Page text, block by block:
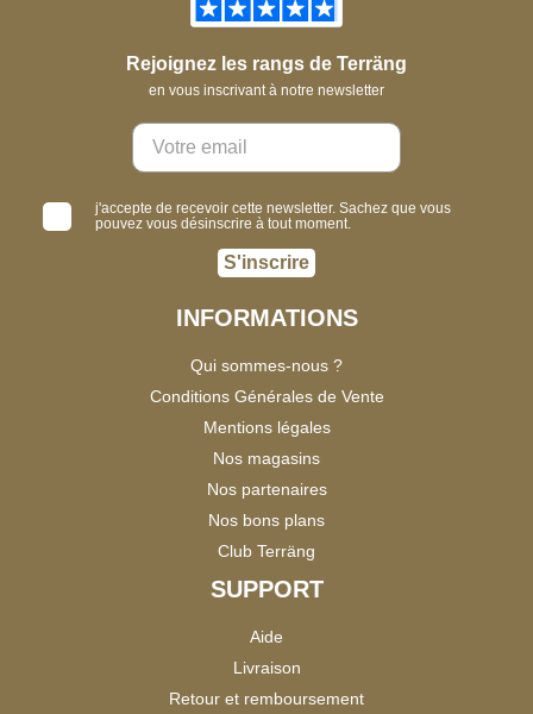
Rejoignez les rangs de Terräng
en vous inscrivant à notre newsletter
j'accepte de recevoir cette newsletter. Sachez que vous
pouvez vous désinscrire à tout moment.
S'inscrire
INFORMATIONS
Qui sommes-nous ?
Conditions Générales de Vente
Mentions légales
Nos magasins
Nos partenaires
Nos bons plans
Club Terräng
SUPPORT
Aide
Livraison
Retour et remboursement